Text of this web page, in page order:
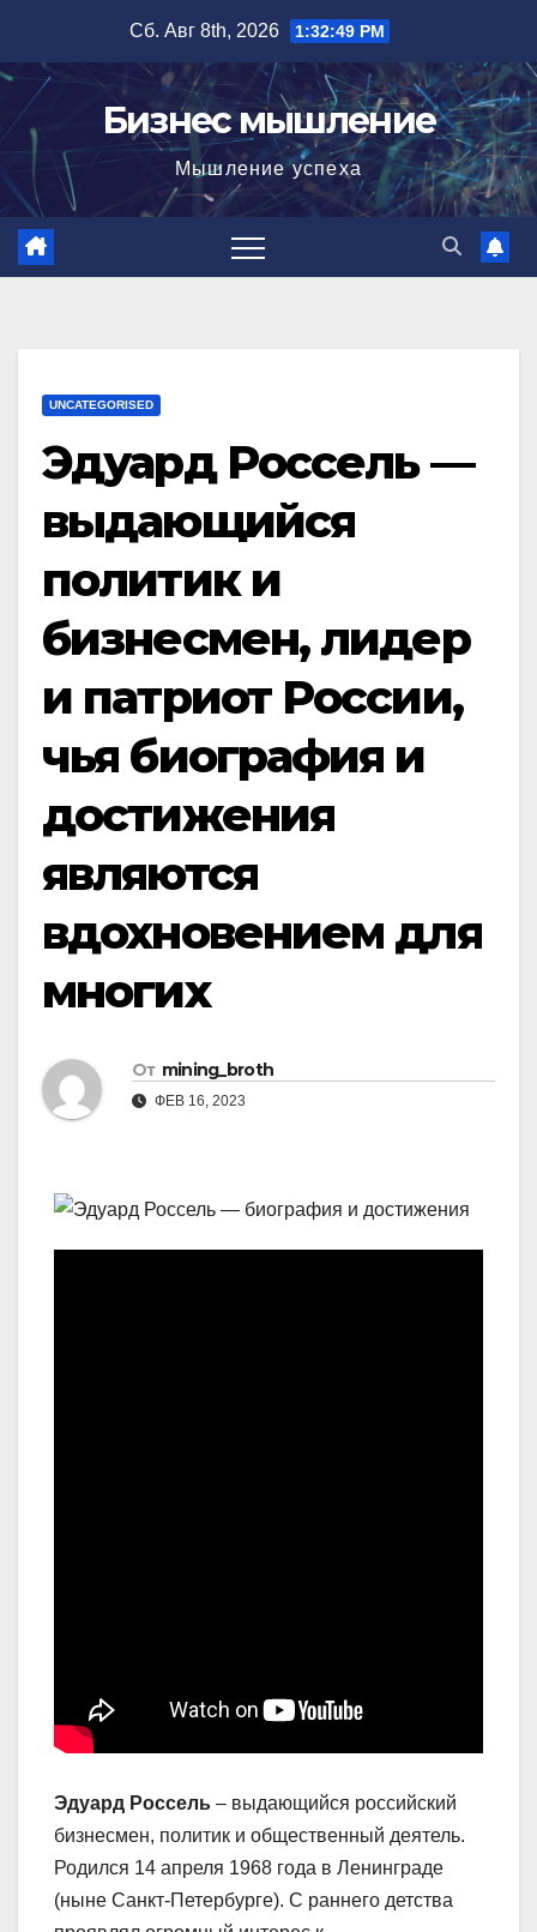
содержимому
Сб. Авг 8th, 2026 1:32:50 PM
Бизнес мышление
Мышление успеха
UNCATEGORISED
Эдуард Россель —
выдающийся
политик и
бизнесмен, лидер
и патриот России,
чья биография и
достижения
являются
вдохновением для
многих
От mining_broth
ФЕВ 16, 2023
Эдуард Россель – выдающийся российский
бизнесмен, политик и общественный деятель.
Родился 14 апреля 1968 года в Ленинграде
(ныне Санкт-Петербурге). С раннего детства